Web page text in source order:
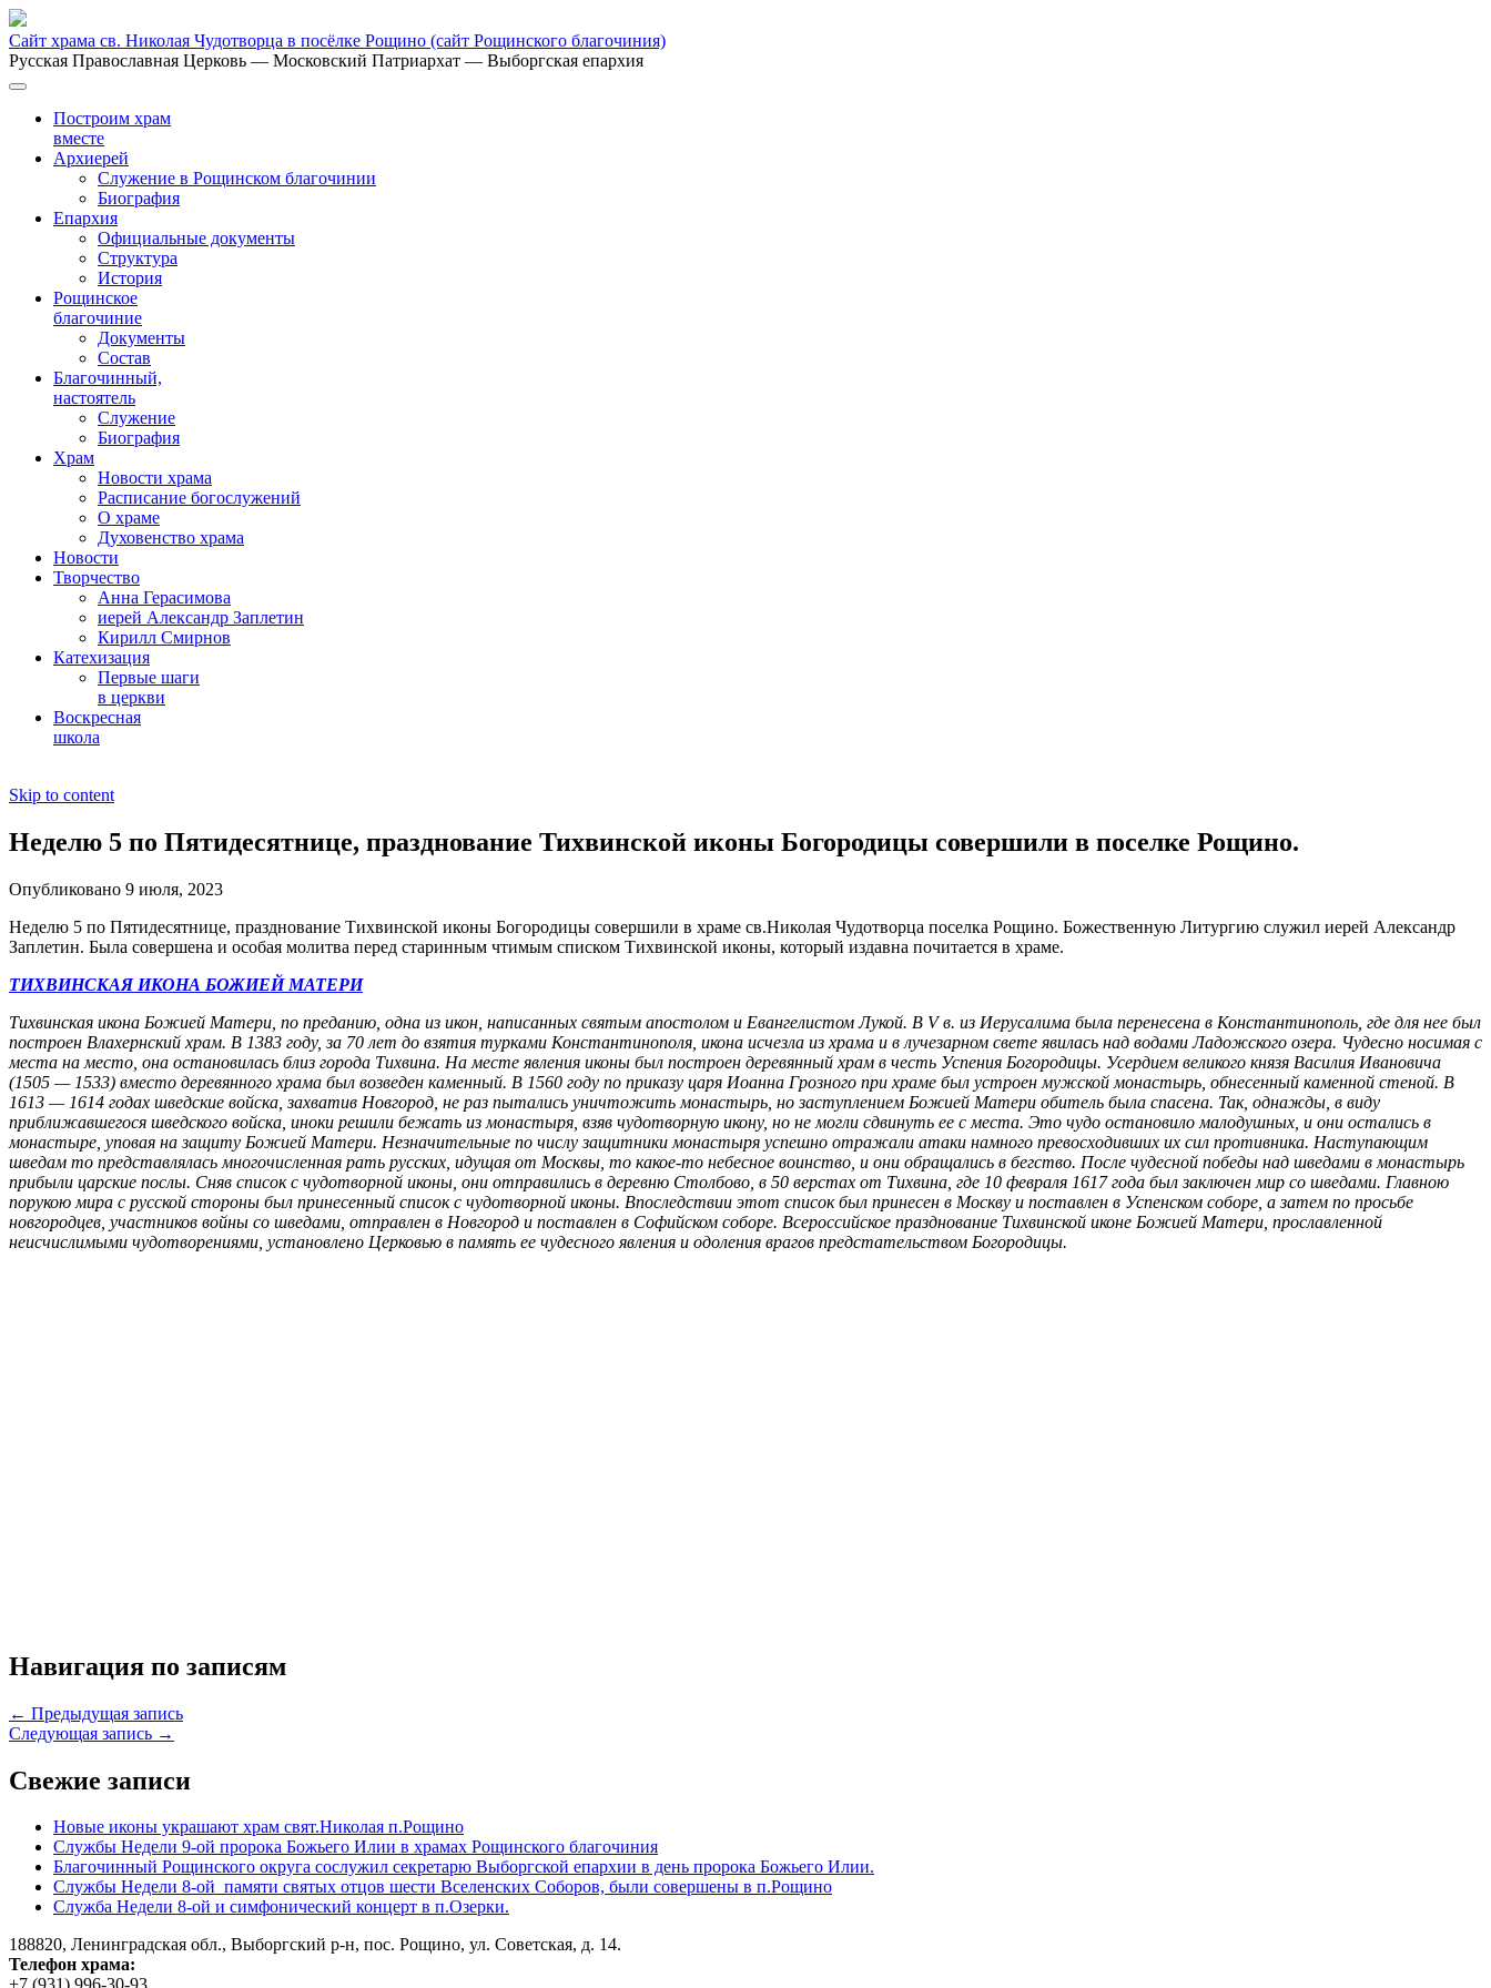
Сайт храма св. Николая Чудотворца в посёлке Рощино (сайт Рощинского благочиния)
Русская Православная Церковь — Московский Патриархат — Выборгская епархия
Построим храм
вместе
Архиерей
Служение в Рощинском благочинии
Биография
Епархия
Официальные документы
Структура
История
Рощинское
благочиние
Документы
Состав
Благочинный,
настоятель
Служение
Биография
Храм
Новости храма
Расписание богослужений
О храме
Духовенство храма
Новости
Творчество
Анна Герасимова
иерей Александр Заплетин
Кирилл Смирнов
Катехизация
Первые шаги
в церкви
Воскресная
школа
Skip to content
Неделю 5 по Пятидесятнице, празднование Тихвинской иконы Богородицы совершили в поселке Рощино.
Опубликовано 9 июля, 2023
Неделю 5 по Пятидесятнице, празднование Тихвинской иконы Богородицы совершили в храме св.Николая Чудотворца поселка Рощино. Божественную Литургию служил иерей Александр
Заплетин. Была совершена и особая молитва перед старинным чтимым списком Тихвинской иконы, который издавна почитается в храме.
ТИХВИНСКАЯ ИКОНА БОЖИЕЙ МАТЕРИ
Тихвинская икона Божией Матери, по преданию, одна из икон, написанных святым апостолом и Евангелистом Лукой. В V в. из Иерусалима была перенесена в Константинополь, где для нее был
построен Влахернский храм. В 1383 году, за 70 лет до взятия турками Константинополя, икона исчезла из храма и в лучезарном свете явилась над водами Ладожского озера. Чудесно носимая с
места на место, она остановилась близ города Тихвина. На месте явления иконы был построен деревянный храм в честь Успения Богородицы. Усердием великого князя Василия Ивановича
(1505 — 1533) вместо деревянного храма был возведен каменный. В 1560 году по приказу царя Иоанна Грозного при храме был устроен мужской монастырь, обнесенный каменной стеной. В
1613 — 1614 годах шведские войска, захватив Новгород, не раз пытались уничтожить монастырь, но заступлением Божией Матери обитель была спасена. Так, однажды, в виду
приближавшегося шведского войска, иноки решили бежать из монастыря, взяв чудотворную икону, но не могли сдвинуть ее с места. Это чудо остановило малодушных, и они остались в
монастыре, уповая на защиту Божией Матери. Незначительные по числу защитники монастыря успешно отражали атаки намного превосходивших их сил противника. Наступающим
шведам то представлялась многочисленная рать русских, идущая от Москвы, то какое-то небесное воинство, и они обращались в бегство. После чудесной победы над шведами в монастырь
прибыли царские послы. Сняв список с чудотворной иконы, они отправились в деревню Столбово, в 50 верстах от Тихвина, где 10 февраля 1617 года был заключен мир со шведами. Главною
порукою мира с русской стороны был принесенный список с чудотворной иконы. Впоследствии этот список был принесен в Москву и поставлен в Успенском соборе, а затем по просьбе
новгородцев, участников войны со шведами, отправлен в Новгород и поставлен в Софийском соборе. Всероссийское празднование Тихвинской иконе Божией Матери, прославленной
неисчислимыми чудотворениями, установлено Церковью в память ее чудесного явления и одоления врагов предстательством Богородицы.
Навигация по записям
← Предыдущая запись
Следующая запись →
Свежие записи
Новые иконы украшают храм свят.Николая п.Рощино
Службы Недели 9-ой пророка Божьего Илии в храмах Рощинского благочиния
Благочинный Рощинского округа сослужил секретарю Выборгской епархии в день пророка Божьего Илии.
Службы Недели 8-ой памяти святых отцов шести Вселенских Соборов, были совершены в п.Рощино
Служба Недели 8-ой и симфонический концерт в п.Озерки.
188820, Ленинградская обл., Выборгский р-н, пос. Рощино, ул. Советская, д. 14.
Телефон храма: